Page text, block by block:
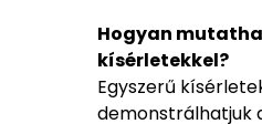
Hogyan
kísérletekkel?
Egyszerű
demonstrálhatjuk